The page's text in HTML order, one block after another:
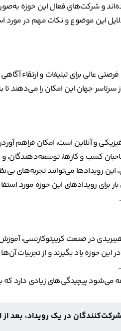
و شرکت‌های فعال این حوزه
موضوع و نکات مهم در مورد
فرصتی عالی برای تبلیغات و ارتقاء
جهان این امکان را می‌دهند تا
و آنلاین است، امکان فراهم
کسب و کارها، توسعه‌دهندگان، و
این رویدادها می‌توانند تجربه‌های
بار برای رویدادهای این حوزه مورد
در صنعت کریپتوکارنسی،
این حوزه یاد بگیرند و از تجربیات
می‌شود پیچیدگی‌های زیادی دارد که
۷۸ درصد از شرکت‌کنندگان در یک